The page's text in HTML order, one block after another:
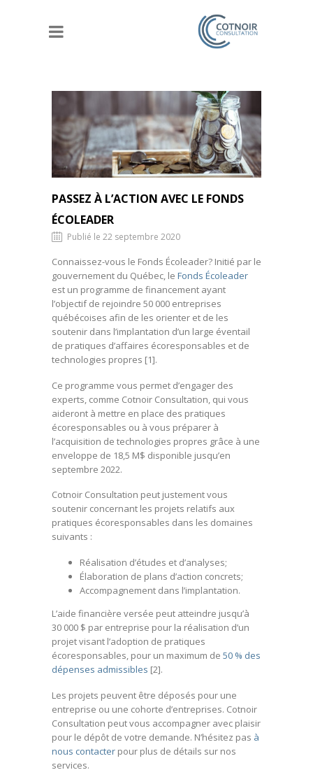
PASSEZ À L’ACTION AVEC LE FONDS
ÉCOLEADER
Publié le 22 septembre 2020
Connaissez-vous le Fonds Écoleader? Initié par le
gouvernement du Québec, le Fonds Écoleader
est un programme de financement ayant
l’objectif de rejoindre 50 000 entreprises
québécoises afin de les orienter et de les
soutenir dans l’implantation d’un large éventail
de pratiques d’affaires écoresponsables et de
technologies propres [1].
Ce programme vous permet d’engager des
experts, comme Cotnoir Consultation, qui vous
aideront à mettre en place des pratiques
écoresponsables ou à vous préparer à
l’acquisition de technologies propres grâce à une
enveloppe de 18,5 M$ disponible jusqu’en
septembre 2022.
Cotnoir Consultation peut justement vous
soutenir concernant les projets relatifs aux
pratiques écoresponsables dans les domaines
suivants :
Réalisation d’études et d’analyses;
Élaboration de plans d’action concrets;
Accompagnement dans l’implantation.
L’aide financière versée peut atteindre jusqu’à
30 000 $ par entreprise pour la réalisation d’un
projet visant l’adoption de pratiques
écoresponsables, pour un maximum de 50 % des
dépenses admissibles [2].
Les projets peuvent être déposés pour une
entreprise ou une cohorte d’entreprises. Cotnoir
Consultation peut vous accompagner avec plaisir
pour le dépôt de votre demande. N’hésitez pas à
nous contacter pour plus de détails sur nos
services.